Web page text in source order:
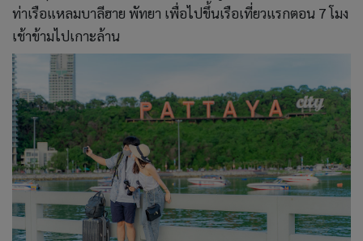
ท่าเรือแหลมบาลีฮาย พัทยา เพื่อไปขึ้นเรือเที่ยวแรกตอน 7 โมง
เช้าข้ามไปเกาะล้าน